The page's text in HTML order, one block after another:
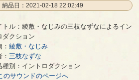
納品日：2021-02-18 22:02:49
三枝なずなによるイントロダクション
トル：綾敷・なじみの三枝なずなによるイン
ダクション
： 綾敷・なじみ
三枝なずな
種別：イントロダクション
のサウンドのページへ